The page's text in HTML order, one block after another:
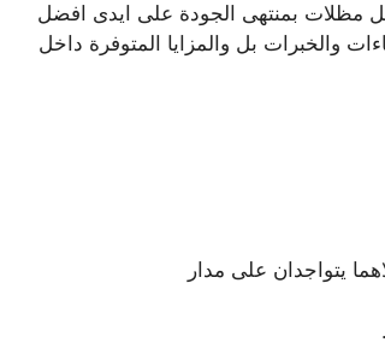
مظلات بمنتهى الجودة على ايدى افضل
والخبرات بل والمزايا المتوفرة داخل
يتواجدان على مدار